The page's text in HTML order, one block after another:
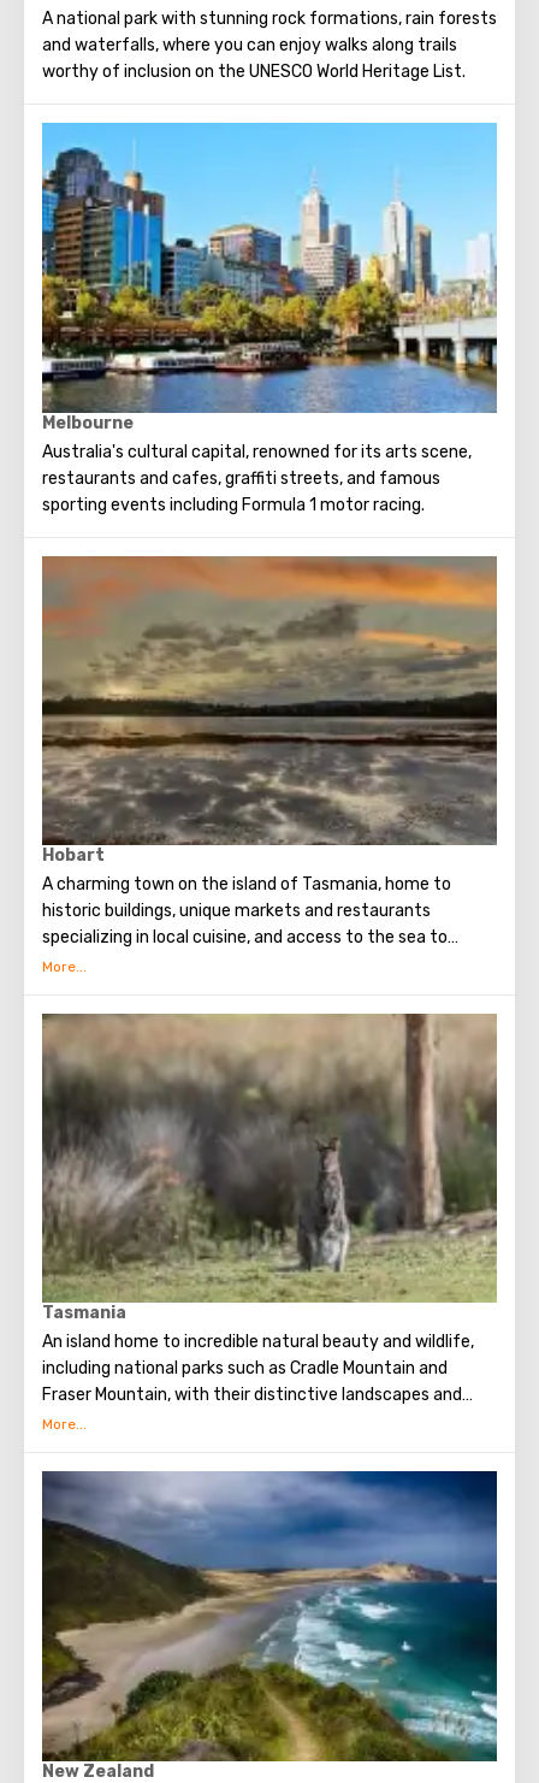
A national park with stunning rock formations, rain forests
and waterfalls, where you can enjoy walks along trails
worthy of inclusion on the UNESCO World Heritage List.
Melbourne
Australia's cultural capital, renowned for its arts scene,
restaurants and cafes, graffiti streets, and famous
sporting events including Formula 1 motor racing.
Hobart
A charming town on the island of Tasmania, home to
historic buildings, unique markets and restaurants
specializing in local cuisine, and access to the sea to
explore the rich marine life.
Tasmania
An island home to incredible natural beauty and wildlife,
including national parks such as Cradle Mountain and
Fraser Mountain, with their distinctive landscapes and
superb hiking trails.
New Zealand